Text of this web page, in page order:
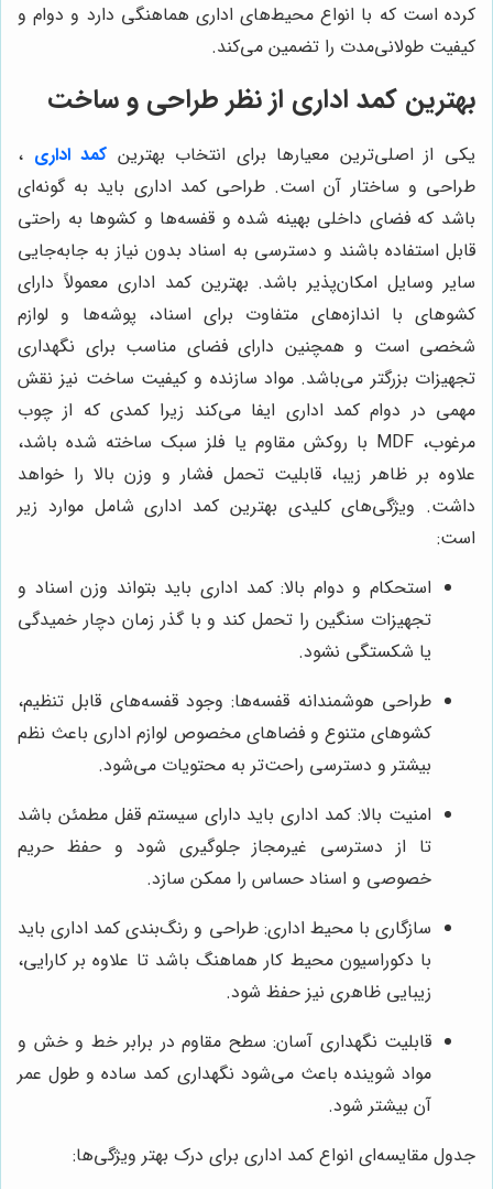
کرده است که با انواع محیط‌های اداری هماهنگی دارد و دوام و
کیفیت طولانی‌مدت را تضمین می‌کند.
بهترین کمد اداری از نظر طراحی و ساخت
یکی از اصلی‌ترین معیارها برای انتخاب بهترین کمد اداری ،
طراحی و ساختار آن است. طراحی کمد اداری باید به گونه‌ای
باشد که فضای داخلی بهینه شده و قفسه‌ها و کشوها به راحتی
قابل استفاده باشند و دسترسی به اسناد بدون نیاز به جابه‌جایی
سایر وسایل امکان‌پذیر باشد. بهترین کمد اداری معمولاً دارای
کشوهای با اندازه‌های متفاوت برای اسناد، پوشه‌ها و لوازم
شخصی است و همچنین دارای فضای مناسب برای نگهداری
تجهیزات بزرگتر می‌باشد. مواد سازنده و کیفیت ساخت نیز نقش
مهمی در دوام کمد اداری ایفا می‌کند زیرا کمدی که از چوب
مرغوب، MDF با روکش مقاوم یا فلز سبک ساخته شده باشد،
علاوه بر ظاهر زیبا، قابلیت تحمل فشار و وزن بالا را خواهد
داشت. ویژگی‌های کلیدی بهترین کمد اداری شامل موارد زیر
است:
استحکام و دوام بالا: کمد اداری باید بتواند وزن اسناد و
تجهیزات سنگین را تحمل کند و با گذر زمان دچار خمیدگی
یا شکستگی نشود.
طراحی هوشمندانه قفسه‌ها: وجود قفسه‌های قابل تنظیم،
کشوهای متنوع و فضاهای مخصوص لوازم اداری باعث نظم
بیشتر و دسترسی راحت‌تر به محتویات می‌شود.
امنیت بالا: کمد اداری باید دارای سیستم قفل مطمئن باشد
تا از دسترسی غیرمجاز جلوگیری شود و حفظ حریم
خصوصی و اسناد حساس را ممکن سازد.
سازگاری با محیط اداری: طراحی و رنگ‌بندی کمد اداری باید
با دکوراسیون محیط کار هماهنگ باشد تا علاوه بر کارایی،
زیبایی ظاهری نیز حفظ شود.
قابلیت نگهداری آسان: سطح مقاوم در برابر خط و خش و
مواد شوینده باعث می‌شود نگهداری کمد ساده و طول عمر
آن بیشتر شود.
جدول مقایسه‌ای انواع کمد اداری برای درک بهتر ویژگی‌ها: